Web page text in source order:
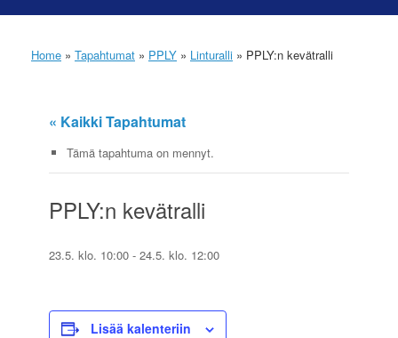
Home » Tapahtumat » PPLY » Linturalli » PPLY:n kevätralli
« Kaikki Tapahtumat
Tämä tapahtuma on mennyt.
PPLY:n kevätralli
23.5. klo. 10:00 - 24.5. klo. 12:00
Lisää kalenteriin